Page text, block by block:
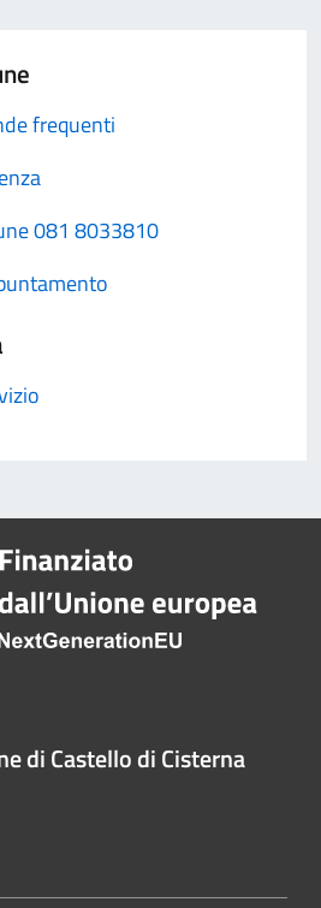
frequenti
081 8033810
di Castello di Cisterna